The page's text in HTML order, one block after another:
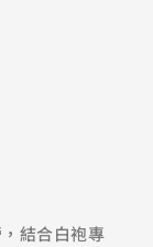
結合白袍專